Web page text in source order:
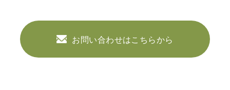
お問い合わせはこちらから